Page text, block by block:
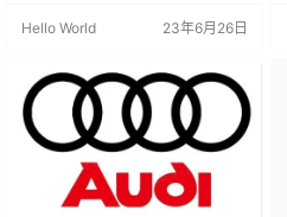
资源下载地址（官网vcxcar.com）.
修工程师】1.01电路图读图说明.pdf
【汽修工程…
Hello World 23年6月26日